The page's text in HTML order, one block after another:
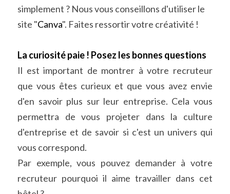
simplement ? Nous vous conseillons d'utiliser le
site "Canva". Faites ressortir votre créativité !
La curiosité paie ! Posez les bonnes questions
Il est important de montrer à votre recruteur
que vous êtes curieux et que vous avez envie
d'en savoir plus sur leur entreprise. Cela vous
permettra de vous projeter dans la culture
d'entreprise et de savoir si c'est un univers qui
vous correspond.
Par exemple, vous pouvez demander à votre
recruteur pourquoi il aime travailler dans cet